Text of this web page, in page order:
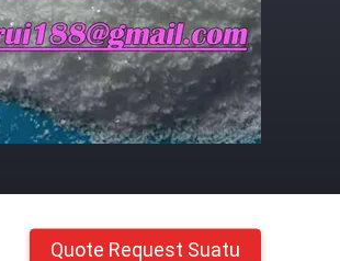
Quote Request Suatu